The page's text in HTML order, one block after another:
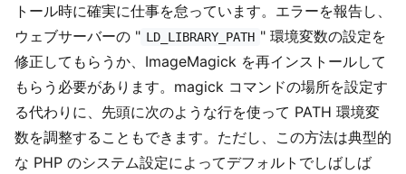
トール時に確実に仕事を怠っています。エラーを報告し、
ウェブサーバーの " LD_LIBRARY_PATH " 環境変数の設定を
修正してもらうか、ImageMagick を再インストールして
もらう必要があります。magick コマンドの場所を設定す
る代わりに、先頭に次のような行を使って PATH 環境変
数を調整することもできます。ただし、この方法は典型的
な PHP のシステム設定によってデフォルトでしばしば